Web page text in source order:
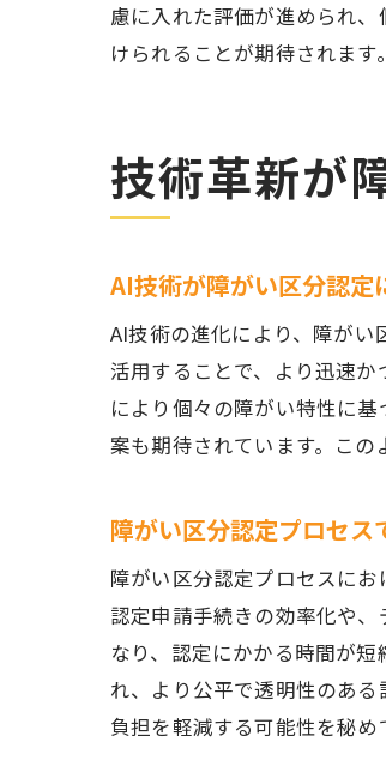
慮に入れた評価が進められ
けられることが期待されま
技術革新が
AI技術が障がい区分認定
AI技術の進化により、障が
活用することで、より迅速
により個々の障がい特性に
案も期待されています。こ
障がい区分認定プロセス
障がい区分認定プロセスに
認定申請手続きの効率化や
なり、認定にかかる時間が
れ、より公平で透明性のあ
負担を軽減する可能性を秘め